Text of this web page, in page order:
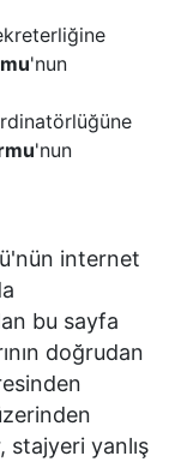
'nun
'nun
internet
bu sayfa
doğrudan
stajyeri yanlış